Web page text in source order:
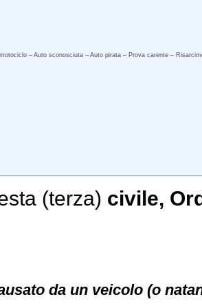
– Auto sconosciuta – Auto pirata – Prova carente –
(terza) civile,
da un veicolo (o